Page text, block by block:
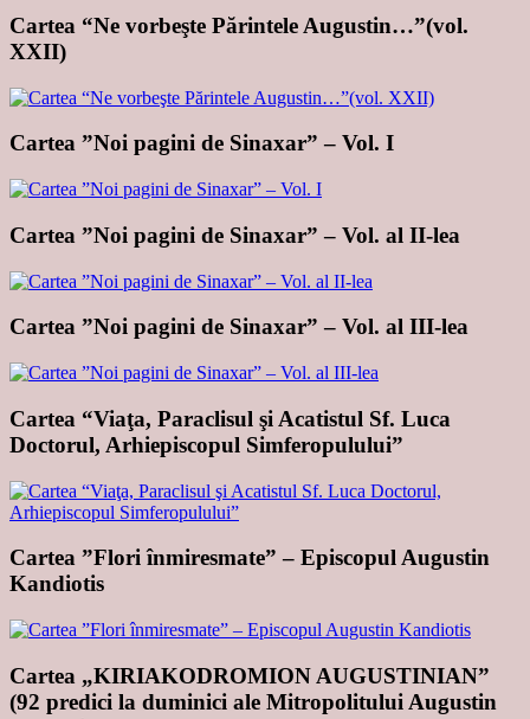
Cartea “Ne vorbeşte Părintele Augustin…”(vol.
XXII)
Cartea ”Noi pagini de Sinaxar” – Vol. I
Cartea ”Noi pagini de Sinaxar” – Vol. al II-lea
Cartea ”Noi pagini de Sinaxar” – Vol. al III-lea
Cartea “Viaţa, Paraclisul şi Acatistul Sf. Luca
Doctorul, Arhiepiscopul Simferopulului”
Cartea ”Flori înmiresmate” – Episcopul Augustin
Kandiotis
Cartea „KIRIAKODROMION AUGUSTINIAN”
(92 predici la duminici ale Mitropolitului Augustin